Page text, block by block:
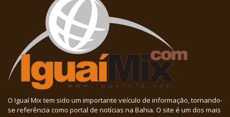
O Iguaí Mix tem sido um importante veículo de informação, tornando-
se referência como portal de notícias na Bahia. O site é um dos mais